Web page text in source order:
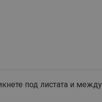
под листата и между